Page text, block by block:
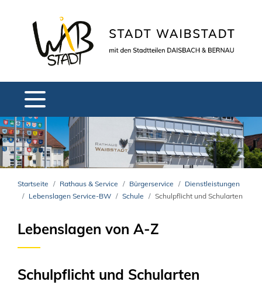
Startseite Rathaus & Service Bürgerservice
Dienstleistungen
Lebenslagen Service-BW
Schule Schulpflicht und Schularten
Lebenslagen von A-Z
Schulpflicht und Schularten